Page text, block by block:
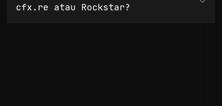
cfx.re atau Rockstar?